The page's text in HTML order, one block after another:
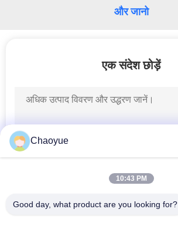
और जानो
एक संदेश छोड़ें
Chaoyue
10:43 PM
Good day, what product are you looking for?